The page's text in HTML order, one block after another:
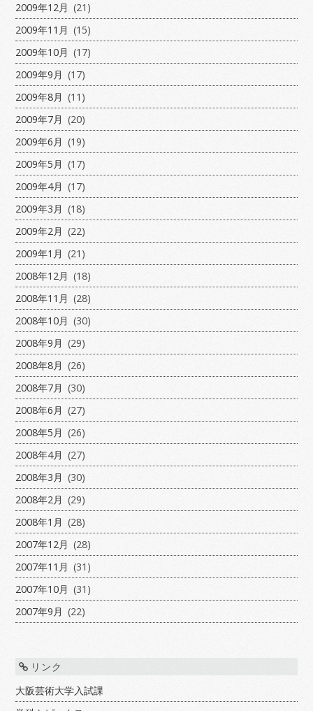
2009年12月 (21)
2009年11月 (15)
2009年10月 (17)
2009年9月 (17)
2009年8月 (11)
2009年7月 (20)
2009年6月 (19)
2009年5月 (17)
2009年4月 (17)
2009年3月 (18)
2009年2月 (22)
2009年1月 (21)
2008年12月 (18)
2008年11月 (28)
2008年10月 (30)
2008年9月 (29)
2008年8月 (26)
2008年7月 (30)
2008年6月 (27)
2008年5月 (26)
2008年4月 (27)
2008年3月 (30)
2008年2月 (29)
2008年1月 (28)
2007年12月 (28)
2007年11月 (31)
2007年10月 (31)
2007年9月 (22)
リンク
大阪芸術大学入試課